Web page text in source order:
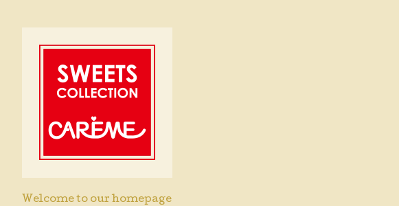
Welcome to our homepage